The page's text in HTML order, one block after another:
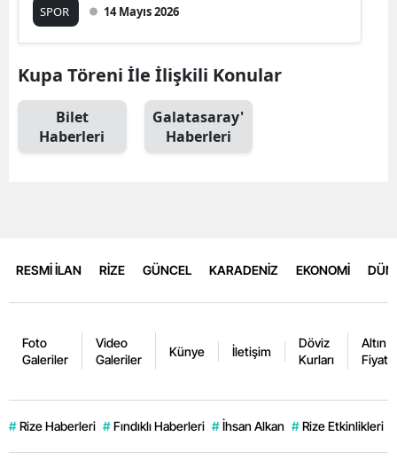
SPOR 14 Mayıs 2026
Kupa Töreni İle İlişkili Konular
Bilet
Haberleri
Galatasaray'
Haberleri
RESMİ İLAN RİZE GÜNCEL KARADENİZ EKONOMİ
Foto
Galeriler
Video
Galeriler
Künye İletişim
Döviz
Kurları
Altın
# Rize Haberleri # Fındıklı Haberleri # İhsan Alkan # Rize Etkinlikleri